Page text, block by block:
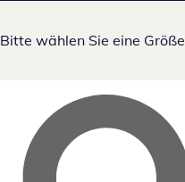
Bitte wählen Sie eine Größe